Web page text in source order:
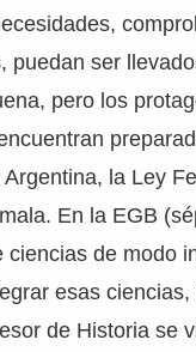
puedan ser
pero los
la Ley
En la EGB
de modo
esas ciencias,
de Historia se